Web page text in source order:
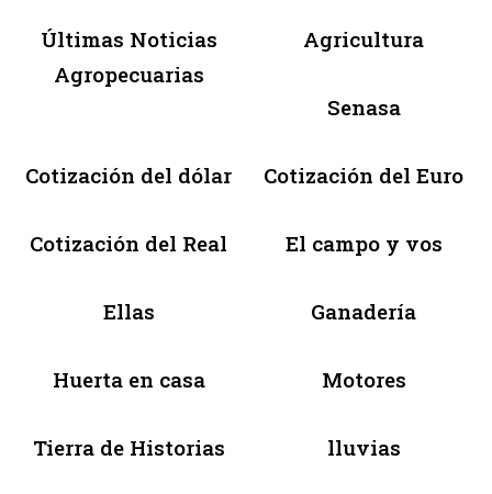
Últimas Noticias
Agropecuarias
Agricultura
Senasa
Cotización del dólar Cotización del Euro
Cotización del Real El campo y vos
Ellas Ganadería
Huerta en casa Motores
Tierra de Historias lluvias